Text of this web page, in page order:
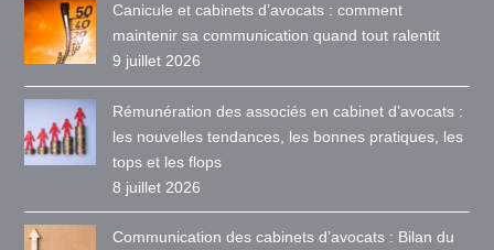
Canicule et cabinets d’avocats : comment
maintenir sa communication quand tout ralentit
9 juillet 2026
Rémunération des associés en cabinet d’avocats :
les nouvelles tendances, les bonnes pratiques, les
tops et les flops
8 juillet 2026
Communication des cabinets d’avocats : Bilan du